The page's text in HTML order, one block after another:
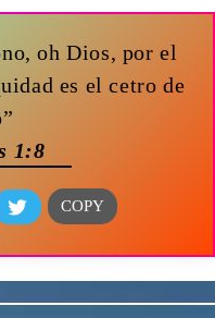
oh Dios, por el
es el cetro de
1:8